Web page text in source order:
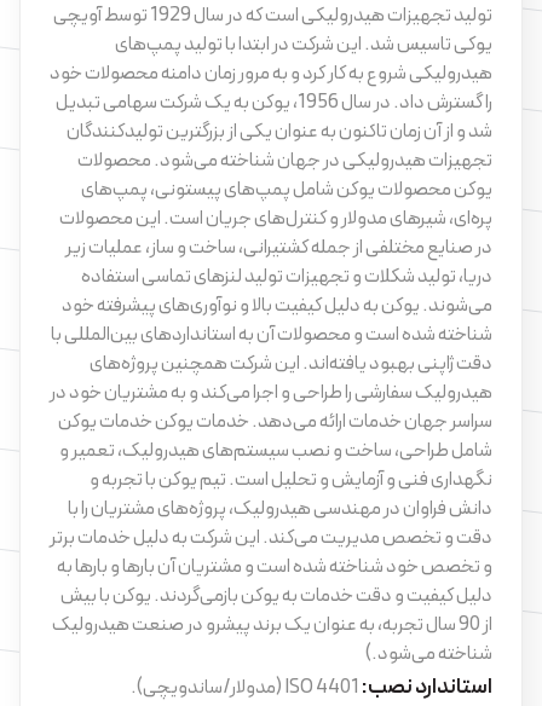
تولید تجهیزات هیدرولیکی است که در سال 1929 توسط آویچی
یوکی تاسیس شد. این شرکت در ابتدا با تولید پمپ‌های
هیدرولیکی شروع به کار کرد و به مرور زمان دامنه محصولات خود
را گسترش داد. در سال 1956، یوکن به یک شرکت سهامی تبدیل
شد و از آن زمان تاکنون به عنوان یکی از بزرگترین تولیدکنندگان
تجهیزات هیدرولیکی در جهان شناخته می‌شود. محصولات
یوکن محصولات یوکن شامل پمپ‌های پیستونی، پمپ‌های
پره‌ای، شیرهای مدولار و کنترل‌های جریان است. این محصولات
در صنایع مختلفی از جمله کشتیرانی، ساخت و ساز، عملیات زیر
دریا، تولید شکلات و تجهیزات تولید لنزهای تماسی استفاده
می‌شوند. یوکن به دلیل کیفیت بالا و نوآوری‌های پیشرفته خود
شناخته شده است و محصولات آن به استانداردهای بین‌المللی با
دقت ژاپنی بهبود یافته‌اند. این شرکت همچنین پروژه‌های
هیدرولیک سفارشی را طراحی و اجرا می‌کند و به مشتریان خود در
سراسر جهان خدمات ارائه می‌دهد. خدمات یوکن خدمات یوکن
شامل طراحی، ساخت و نصب سیستم‌های هیدرولیک، تعمیر و
نگهداری فنی و آزمایش و تحلیل است. تیم یوکن با تجربه و
دانش فراوان در مهندسی هیدرولیک، پروژه‌های مشتریان را با
دقت و تخصص مدیریت می‌کند. این شرکت به دلیل خدمات برتر
و تخصص خود شناخته شده است و مشتریان آن بارها و بارها به
دلیل کیفیت و دقت خدمات به یوکن بازمی‌گردند. یوکن با بیش
از 90 سال تجربه، به عنوان یک برند پیشرو در صنعت هیدرولیک
شناخته می‌شود.)
استاندارد نصب: ISO 4401 (مدولار/ساندویچی).